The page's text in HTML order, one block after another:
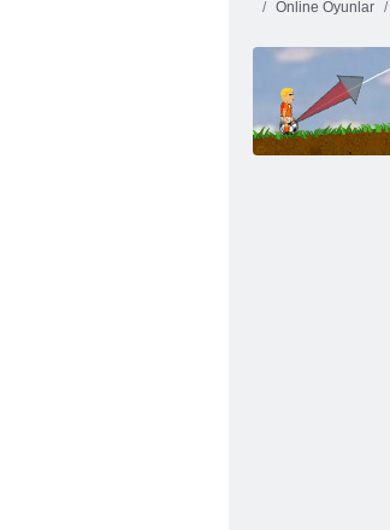
Online Oyunlar